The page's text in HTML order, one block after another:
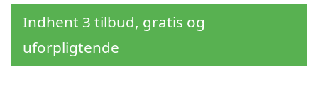
Indhent 3 tilbud, gratis og
uforpligtende